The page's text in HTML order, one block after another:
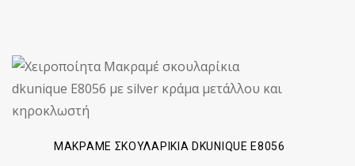
ΜΑΚΡΑΜΈ ΣΚΟΥΛΑΡΊΚΙΑ DKUNIQUE E8056